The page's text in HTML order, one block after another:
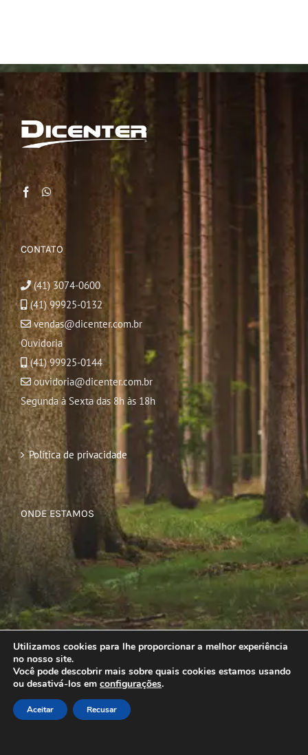
CONTATO
(41) 3074-0600
(41) 99925-0132
vendas@dicenter.com.br
Ouvidoria
(41) 99925-0144
ouvidoria@dicenter.com.br
Segunda à Sexta das 8h às 18h
Política de privacidade
ONDE ESTAMOS
Utilizamos cookies para lhe proporcionar a melhor experiência
no nosso site.
Você pode descobrir mais sobre quais cookies estamos usando
ou desativá-los em configurações.
Aceitar Recusar